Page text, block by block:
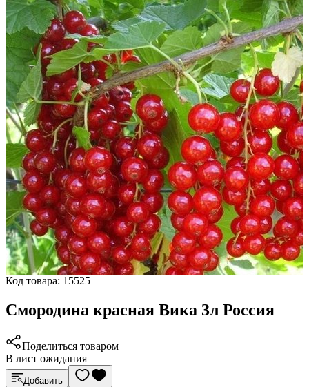
Код товара: 15525
Смородина красная Вика 3л Россия
Поделиться товаром
В лист ожидания
Добавить